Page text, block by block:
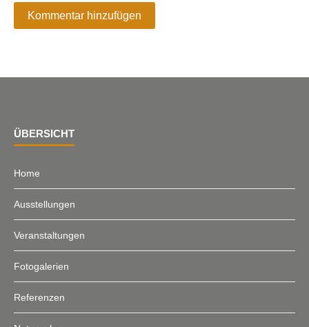
ÜBERSICHT
Home
Ausstellungen
Veranstaltungen
Fotogalerien
Referenzen